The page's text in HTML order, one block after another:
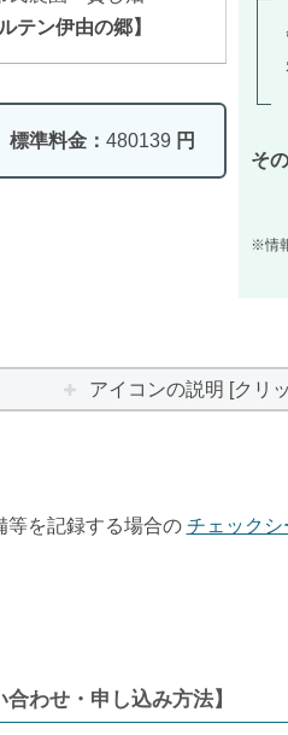
テン伊由の郷】
標準料金： 480139 円
そ
※情
アイコンの説明 [クリ
等を記録する場合の チェック
わせ・申し込み方法】